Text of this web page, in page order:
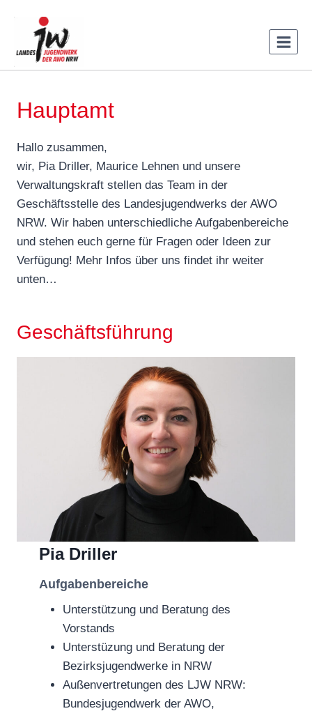
springen
Hauptamt
Hallo zusammen,
wir, Pia Driller, Maurice Lehnen und unsere
Verwaltungskraft stellen das Team in der
Geschäftsstelle des Landesjugendwerks der AWO
NRW. Wir haben unterschiedliche Aufgabenbereiche
und stehen euch gerne für Fragen oder Ideen zur
Verfügung! Mehr Infos über uns findet ihr weiter
unten…
Geschäftsführung
Pia Driller
Aufgabenbereiche
Unterstützung und Beratung des
Vorstands
Unterstüzung und Beratung der
Bezirksjugendwerke in NRW
Außenvertretungen des LJW NRW:
Bundesjugendwerk der AWO,